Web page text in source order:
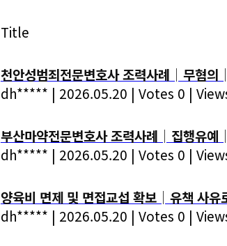
Title
천안성범죄전문변호사 조력사례│무혐
dh***** | 2026.05.20 | Votes 0 |
부산마약전문변호사 조력사례│집행유
dh***** | 2026.05.20 | Votes 0 |
양육비 면제 및 면접교섭 확보│유책 사유
dh***** | 2026.05.20 | Votes 0 |